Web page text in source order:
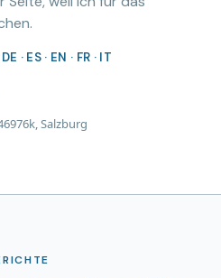
ES · EN · FR · IT
Salzburg